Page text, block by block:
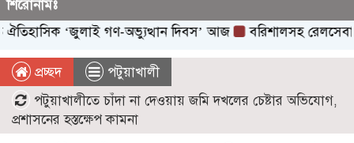
শিরোনামঃ
‌‘জুলাই গণ-অভ্যুত্থান দিবস’ আজ
বরিশালসহ রেলসেবা
প্রচ্ছদ
পটুয়াখালী
পটুয়াখালীতে চাঁদা না দেওয়ায় জমি দখলের চেষ্টার অভিযোগ,
প্রশাসনের হস্তক্ষেপ কামনা